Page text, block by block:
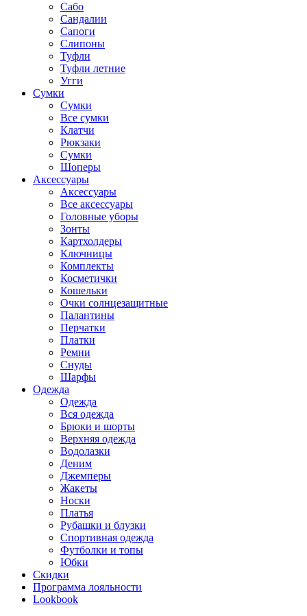
Сабо
Сандалии
Сапоги
Слипоны
Туфли
Туфли летние
Угги
Сумки
Сумки
Все сумки
Клатчи
Рюкзаки
Сумки
Шоперы
Аксессуары
Аксессуары
Все аксессуары
Головные уборы
Зонты
Картхолдеры
Ключницы
Комплекты
Косметички
Кошельки
Очки солнцезащитные
Палантины
Перчатки
Платки
Ремни
Снуды
Шарфы
Одежда
Одежда
Вся одежда
Брюки и шорты
Верхняя одежда
Водолазки
Деним
Джемперы
Жакеты
Носки
Платья
Рубашки и блузки
Спортивная одежда
Футболки и топы
Юбки
Скидки
Программа лояльности
Lookbook